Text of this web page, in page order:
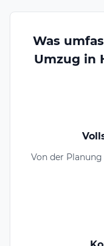
Was
Umzug in
Von der